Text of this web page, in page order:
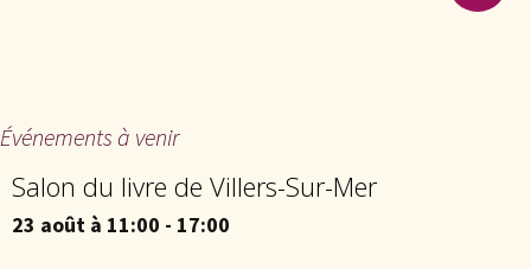
Événements à venir
Salon du livre de Villers-Sur-Mer
23 août à 11:00 - 17:00